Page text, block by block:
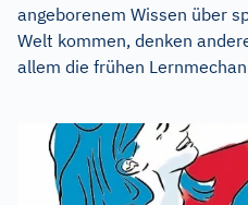
angeborenem Wissen über
Welt kommen, denken
allem die frühen